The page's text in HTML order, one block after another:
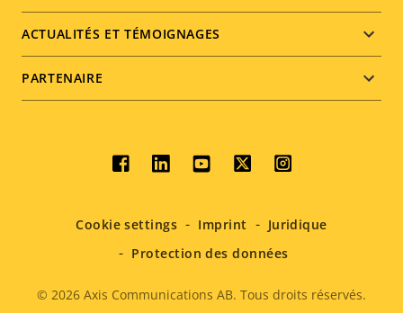
ACTUALITÉS ET TÉMOIGNAGES
PARTENAIRE
Social
menu
© 2026 Axis Communications AB. Tous droits réservés.
Cookie settings Imprint
Juridique
Protection des données